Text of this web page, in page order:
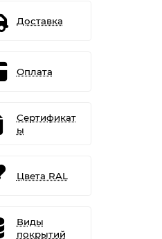
Доставка
Оплата
Сертификат
ы
Цвета RAL
Виды
покрытий